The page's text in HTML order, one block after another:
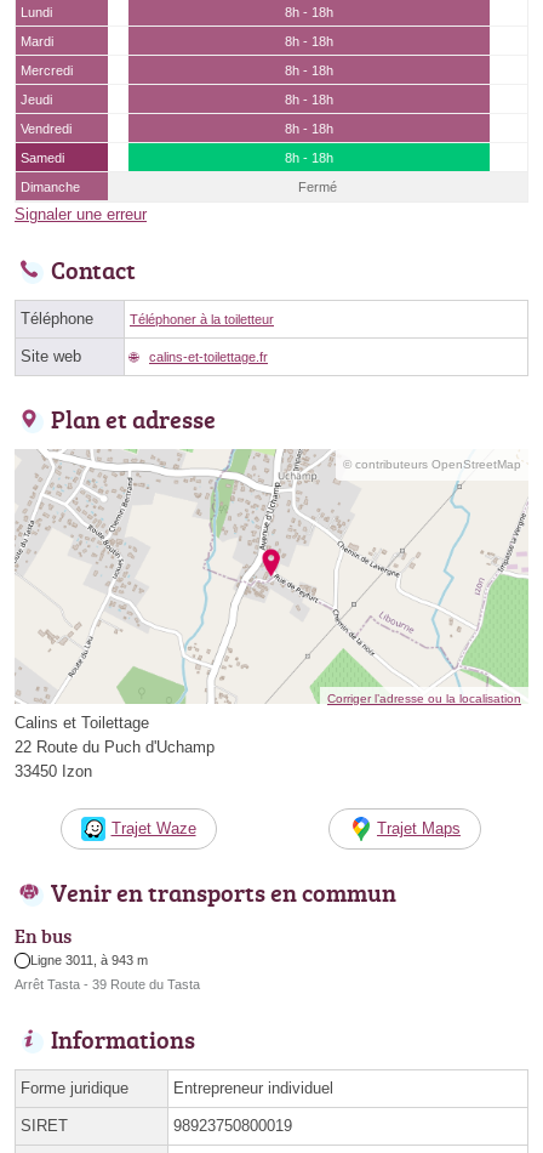
Lundi
8h - 18h
Mardi
8h - 18h
Mercredi
8h - 18h
Jeudi
8h - 18h
Vendredi
8h - 18h
Samedi
8h - 18h
Dimanche
Fermé
Signaler une erreur
Contact
Téléphone Téléphoner à la toiletteur
Site web calins-et-toilettage.fr
Plan et adresse
© contributeurs OpenStreetMap
Corriger l’adresse ou la localisation
Calins et Toilettage
22 Route du Puch d'Uchamp
33450 Izon
Trajet Waze Trajet Maps
Venir en transports en commun
En bus
Ligne 3011, à 943 m
Arrêt Tasta - 39 Route du Tasta
Informations
Forme juridique Entrepreneur individuel
SIRET 98923750800019